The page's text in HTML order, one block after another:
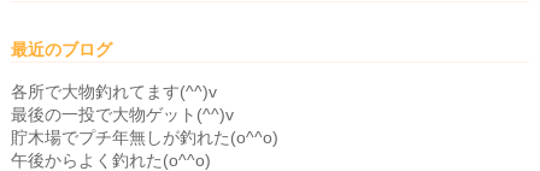
最近のブログ
各所で大物釣れてます(^^)v
最後の一投で大物ゲット(^^)v
貯木場でプチ年無しが釣れた(o^^o)
午後からよく釣れた(o^^o)